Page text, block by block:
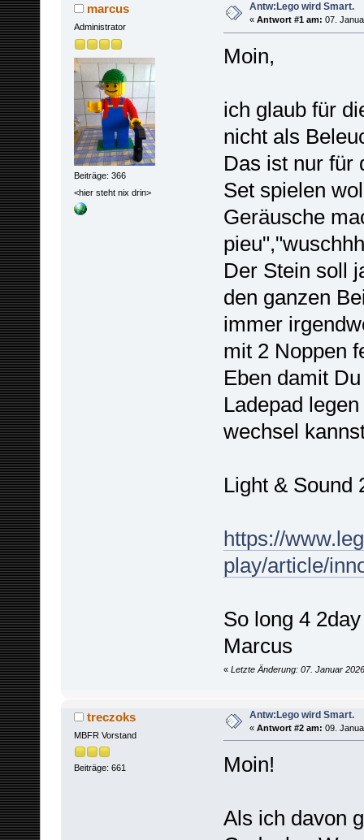
marcus
Administrator
Beiträge: 366
<hier steht nix drin>
Antw:Lego wird Smart.
« Antwort #1 am: 07.
Moin,
ich glaub für
nicht als
Das ist nur für
Set spielen
Geräusche
Der Stein soll
den ganzen
immer
mit 2 Noppen
Eben damit
Ladepad
wechsel
Light & Sound
https://
play/article/
So long 4 2day
Marcus
« Letzte Änderung: 07. Januar
treczoks
MBFR Vorstand
Beiträge: 661
Antw:Lego wird Smart.
« Antwort #2 am: 09.
Moin!
Als ich davon